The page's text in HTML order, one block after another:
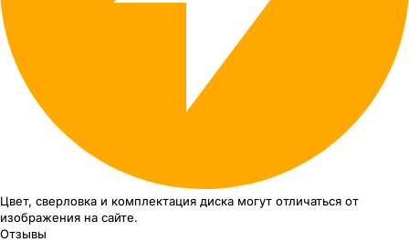
Цвет, сверловка и комплектация диска могут отличаться от
изображения на сайте.
Отзывы